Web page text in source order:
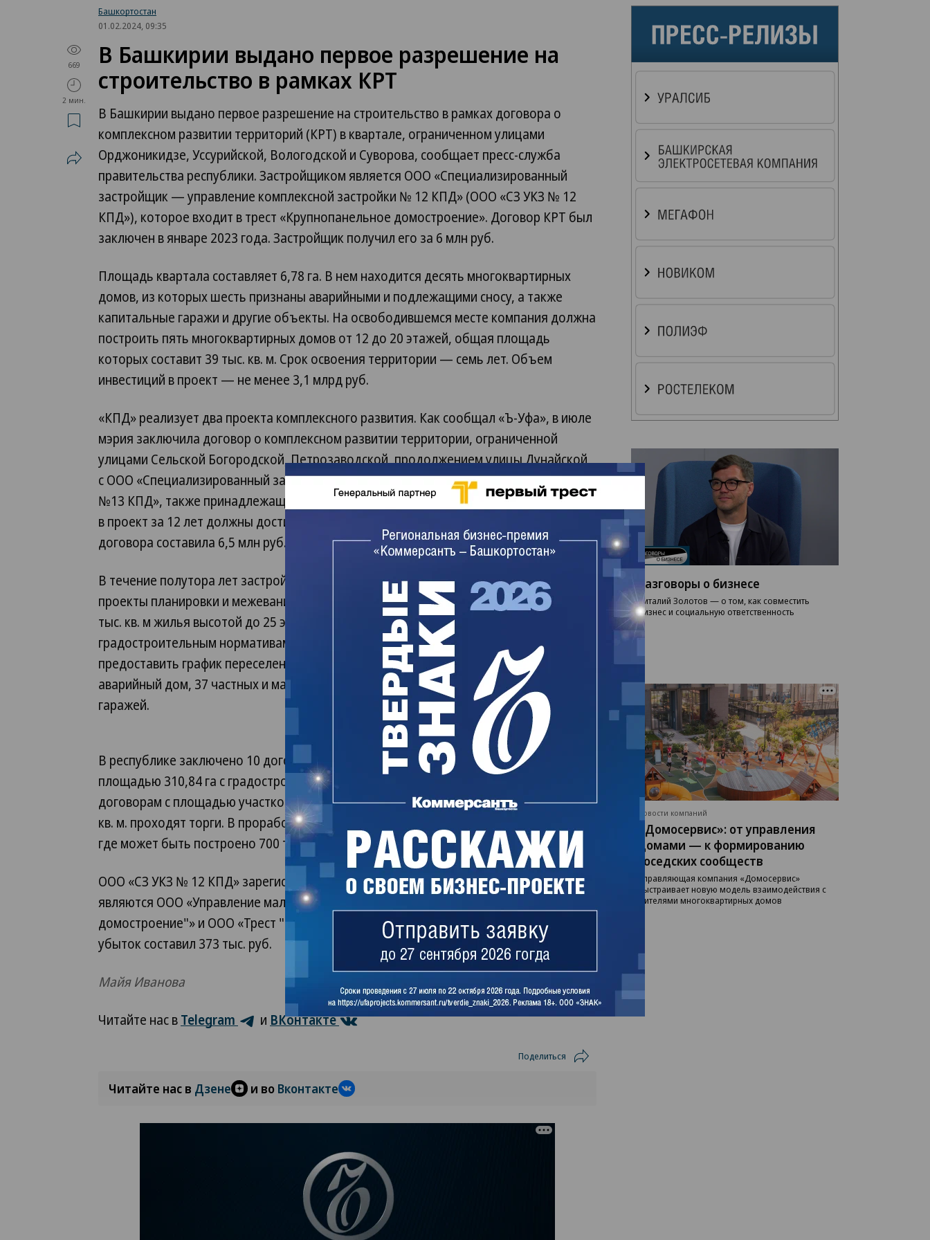
Башкортостан
01.02.2024, 09:35
669
2 мин.
В Башкирии выдано первое разрешение на
строительство в рамках КРТ
В Башкирии выдано первое разрешение на строительство в рамках договора о
комплексном развитии территорий (КРТ) в квартале, ограниченном улицами
Орджоникидзе, Уссурийской, Вологодской и Суворова, сообщает пресс-служба
правительства республики. Застройщиком является ООО «Специализированный
застройщик — управление комплексной застройки № 12 КПД» (ООО «СЗ УКЗ № 12
КПД»), которое входит в трест «Крупнопанельное домостроение». Договор КРТ был
заключен в январе 2023 года. Застройщик получил его за 6 млн руб.
Площадь квартала составляет 6,78 га. В нем находится десять многоквартирных
домов, из которых шесть признаны аварийными и подлежащими сносу, а также
капитальные гаражи и другие объекты. На освободившемся месте компания должна
построить пять многоквартирных домов от 12 до 20 этажей, общая площадь
которых составит 39 тыс. кв. м. Срок освоения территории — семь лет. Объем
инвестиций в проект — не менее 3,1 млрд руб.
«КПД» реализует два проекта комплексного развития. Как сообщал «Ъ-Уфа», в июле
мэрия заключила договор о комплексном развитии территории, ограниченной
улицами Сельской Богородской, Петрозаводской, продолжением улицы Дунайской,
с ООО «Специализированный застройщик — Управление комплексной застройки
№13 КПД», также принадлежащим тресту. Площадь квартала — 25,5 га. Инвестиции
в проект за 12 лет должны достичь 6,6 млрд руб. Цена права за заключение
договора составила 6,5 млн руб.
В течение полутора лет застройщик обязан подготовить и представить в мэрию
проекты планировки и межевания территории. Разрешено запланировать до 200
тыс. кв. м жилья высотой до 25 этажей, разместить школы и детсады согласно
градостроительным нормативам. Затем в течение месяца компания должна
предоставить график переселения и сноса. В квартале предстоит снести 21
аварийный дом, 37 частных и малоэтажных, а также более 70 нежилых строений и
гаражей.
В республике заключено 10 договоров о комплексном развитии территории общей
площадью 310,84 га с градостроительным потенциалом более 1,5 млн кв. м. По двум
договорам с площадью участков 11,9 га с градостроительным потенциалом 150 тыс.
кв. м. проходят торги. В проработке находятся еще 12 территорий площадью 250 га,
где может быть построено 700 тыс. кв. м жилья.
ООО «СЗ УКЗ № 12 КПД» зарегистрировано в ноябре 2021 года. Учредителями
являются ООО «Управление малой механизации ОАО "Крупнопанельное
домостроение"» и ООО «Трест "Крупнопанельное домостроение"». В 2022 году
убыток составил 373 тыс. руб.
Майя Иванова
Читайте нас вTelegram и ВКонтакте
Поделиться
Читайте нас в Дзене и во Вконтакте
Разговоры о бизнесе
Виталий Золотов — о том, как совместить
бизнес и социальную ответственность
Новости компаний
«Домосервис»: от управления
домами — к формированию
соседских сообществ
Управляющая компания «Домосервис»
выстраивает новую модель взаимодействия с
жителями многоквартирных домов